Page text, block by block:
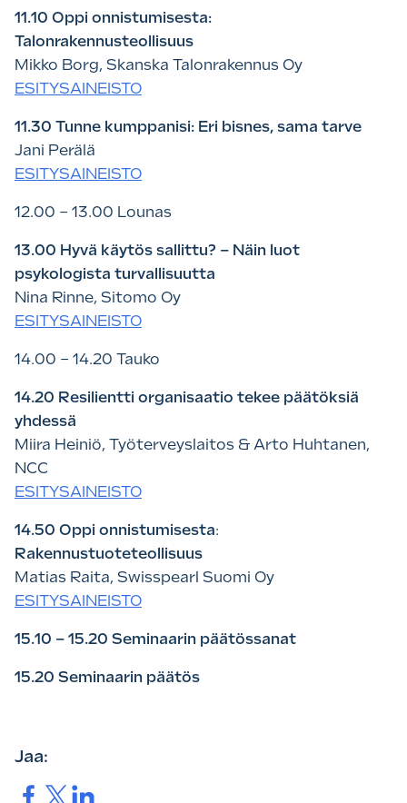
11.10 Oppi onnistumisesta:
Talonrakennusteollisuus
Mikko Borg, Skanska Talonrakennus Oy
ESITYSAINEISTO
11.30 Tunne kumppanisi: Eri bisnes, sama tarve
Jani Perälä
ESITYSAINEISTO
12.00 – 13.00 Lounas
13.00 Hyvä käytös sallittu? – Näin luot
psykologista turvallisuutta
Nina Rinne, Sitomo Oy
ESITYSAINEISTO
14.00 – 14.20 Tauko
14.20 Resilientti organisaatio tekee päätöksiä
yhdessä
Miira Heiniö, Työterveyslaitos & Arto Huhtanen,
NCC
ESITYSAINEISTO
14.50 Oppi onnistumisesta:
Rakennustuoteteollisuus
Matias Raita, Swisspearl Suomi Oy
ESITYSAINEISTO
15.10 – 15.20 Seminaarin päätössanat
15.20 Seminaarin päätös
Jaa:
Jaa. Jaa.Jaa.